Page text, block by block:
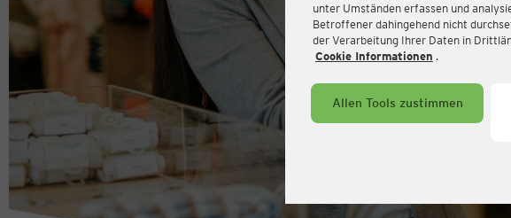
unter Umständen erfassen und
Betroffener dahingehend nicht
der Verarbeitung Ihrer Daten in
Cookie Informationen .
Allen Tools zustimmen